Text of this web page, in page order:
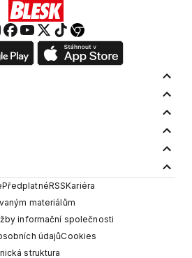
PředplatnéRSSKariéra
materiálům
informační společnosti
údajůCookies
struktura